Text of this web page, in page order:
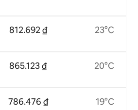
812.692 ₫
865.123 ₫
786.476 ₫
23°C
20°C
19°C